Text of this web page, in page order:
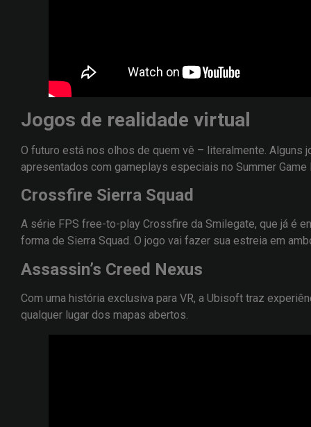
Jogos de realidade virtual
O futuro está nos olhos de quem vê – literalmente. Alguns
apresentados com gameplays especiais no Summer Game
Crossfire Sierra Squad
A série FPS free-to-play Crossfire da Smilegate, que já é
forma de Sierra Squad. O jogo vai fazer sua estreia em
Assassin’s Creed Nexus
Com uma história exclusiva para VR, a Ubisoft traz
qualquer lugar dos mapas abertos.